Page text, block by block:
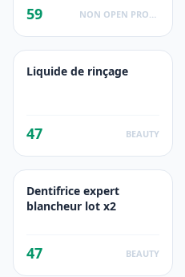
59
Liquide de rinçage
47 BEAUTY
Dentifrice expert
blancheur lot x2
47 BEAUTY